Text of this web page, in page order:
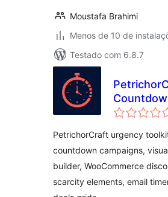
Moustafa Brahimi
Menos de 10 de
Testado com 6.8.7
PetrichorCraft urgency
countdown campaigns,
builder, WooCommerce
scarcity elements, email